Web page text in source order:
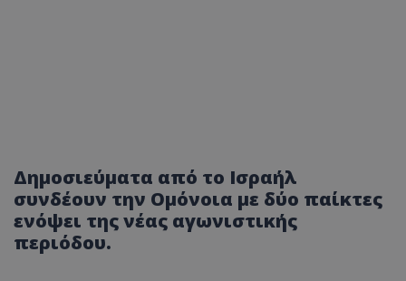
Δημοσιεύματα από το Ισραήλ
συνδέουν την Ομόνοια με δύο παίκτες
ενόψει της νέας αγωνιστικής
περιόδου.